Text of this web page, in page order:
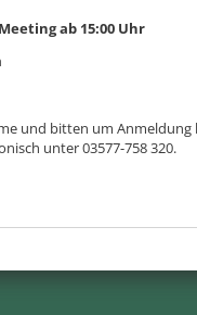
ab 15:00 Uhr
und bitten um Anmeldung
unter 03577-758 320.